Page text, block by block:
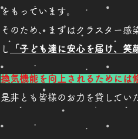
をもっています。​
そのため、まずはクラスター
し
「子ども達に安心を届け、笑
換気機能を向上されるためには
是非とも皆様のお力を貸してい